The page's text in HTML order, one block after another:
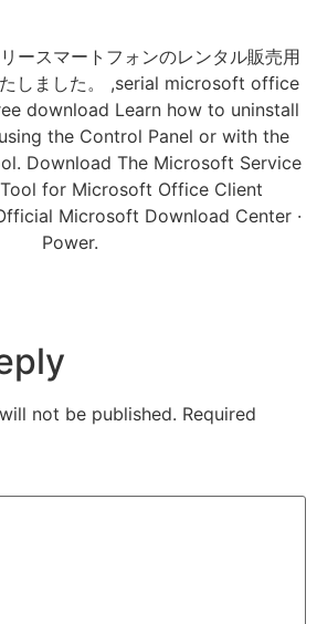
ースマートフォンのレンタル販売用
しました。 ,serial microsoft office
download Learn how to uninstall
the Control Panel or with the
Download The Microsoft Service
for Microsoft Office Client
Microsoft Download Center ·
Power.
not be published. Required